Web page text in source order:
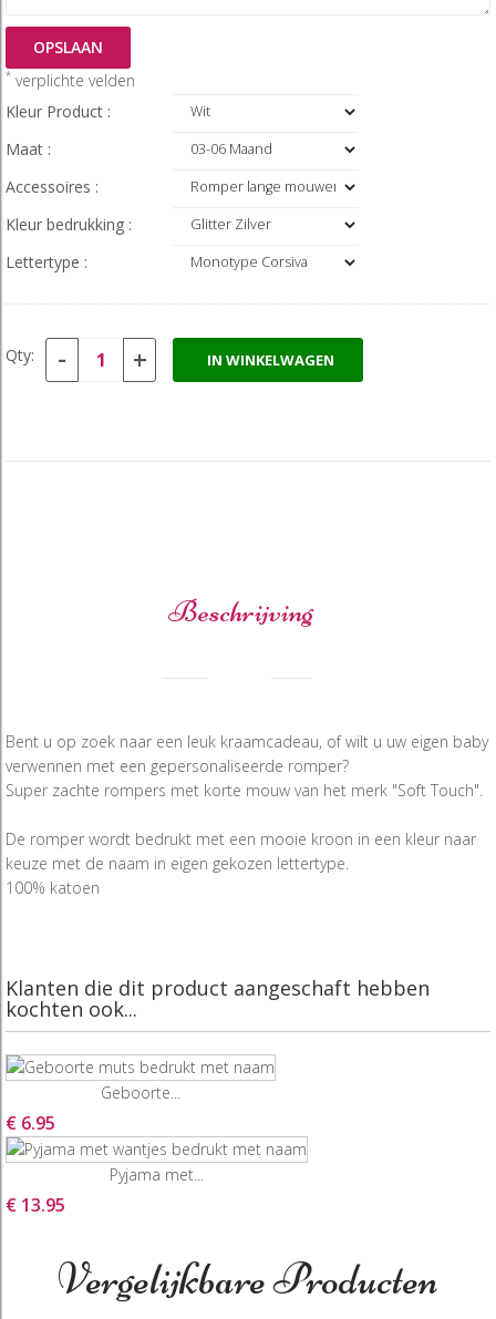
OPSLAAN
* verplichte velden
Kleur Product :
Maat :
Accessoires :
Kleur bedrukking :
Lettertype :
Qty: - + IN WINKELWAGEN
Beschrijving
Bent u op zoek naar een leuk kraamcadeau, of wilt u uw eigen baby
verwennen met een gepersonaliseerde romper?
Super zachte rompers met korte mouw van het merk "Soft Touch".
De romper wordt bedrukt met een mooie kroon in een kleur naar
keuze met de naam in eigen gekozen lettertype.
100% katoen
Klanten die dit product aangeschaft hebben
kochten ook...
Geboorte...
€ 6.95
Pyjama met...
€ 13.95
Vergelijkbare Producten